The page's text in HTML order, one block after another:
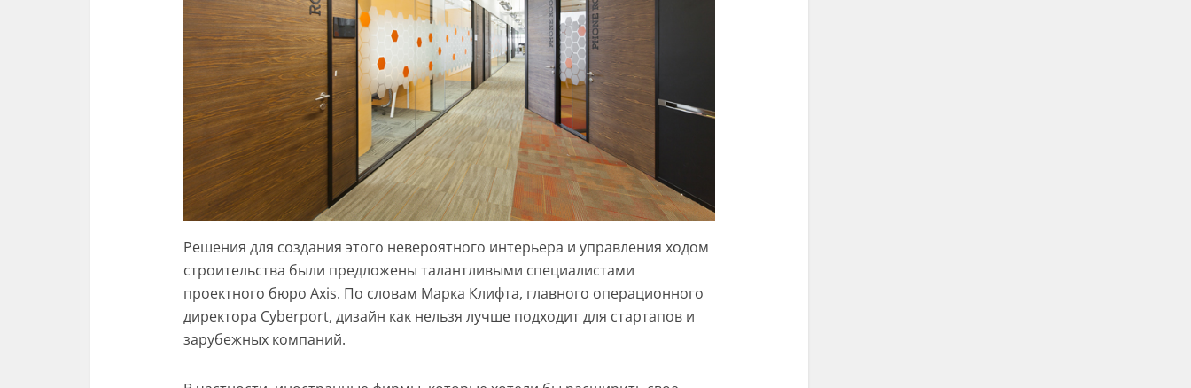
Решения для создания этого невероятного интерьера и управления ходом
строительства были предложены талантливыми специалистами
проектного бюро Axis. По словам Марка Клифта, главного операционного
директора Cyberport, дизайн как нельзя лучше подходит для стартапов и
зарубежных компаний.